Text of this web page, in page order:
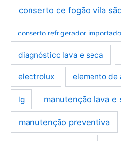
conserto de fogão vila
conserto refrigerador importado
diagnóstico lava e seca
electrolux elemento de
lg manutenção lava e
manutenção preventiva